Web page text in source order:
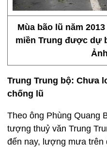
Mùa bão lũ năm
miền Trung được dự
Trung Trung bộ: Chưa
chống lũ
Theo ông Phùng Quang
tượng thuỷ văn Trung
đến nay, lượng mưa